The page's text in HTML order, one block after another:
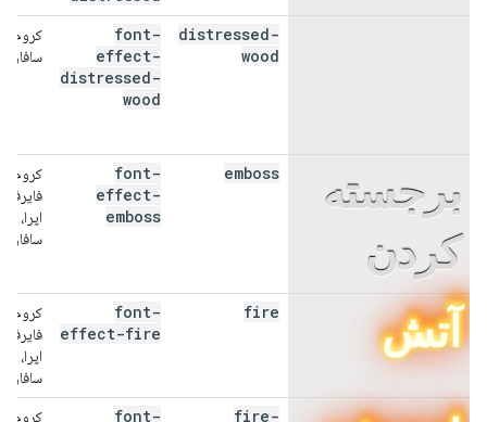
distressed-
wood
font-
effect-
distressed-
wood
کروم،
سافاری
برجسته
کردن
emboss
font-
effect-
emboss
کروم،
اپرا،
سافاری
آتش fire
font-
effect-fire
کروم،
اپرا،
سافاری
fire-
font- کروم،